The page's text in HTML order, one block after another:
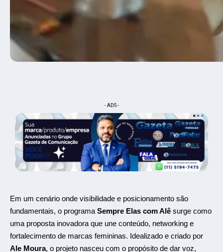
- ADS -
Em um cenário onde visibilidade e posicionamento são
fundamentais, o programa Sempre Elas com Alê surge como
uma proposta inovadora que une conteúdo, networking e
fortalecimento de marcas femininas. Idealizado e criado por
Ale Moura, o projeto nasceu com o propósito de dar voz,